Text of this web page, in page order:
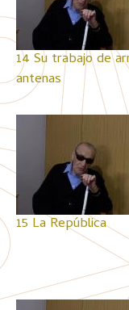
14 Su trabajo de
antenas
15 La República